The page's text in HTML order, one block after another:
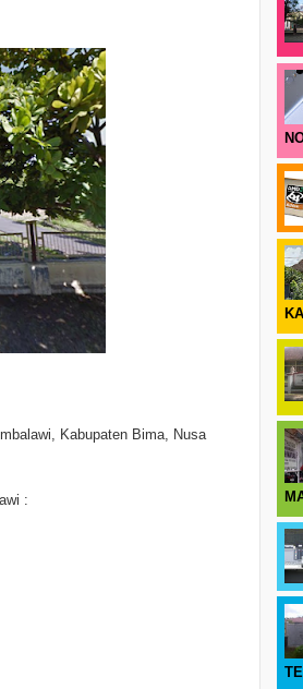
Kabupaten Bima, Nusa
: